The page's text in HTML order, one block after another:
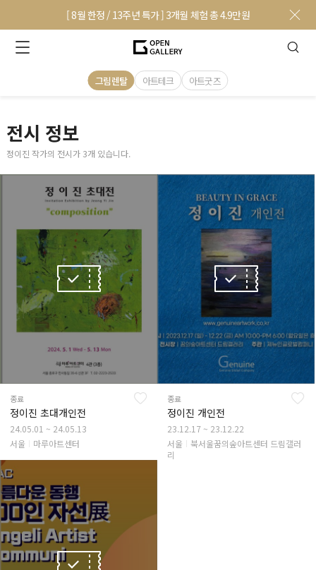
[ 8월 한정 / 13주년 특가 ] 3개월 체험 총 4.9만원
그림렌탈 아트테크 아트굿즈
전시 정보
정이진 작가의 전시가 3개 있습니다.
종료
정이진 초대개인전
24.05.01 ~ 24.05.13
서울
마루아트센터
종료
정이진 개인전
23.12.17 ~ 23.12.22
서울
북서울꿈의숲아트센터 드림갤러
리